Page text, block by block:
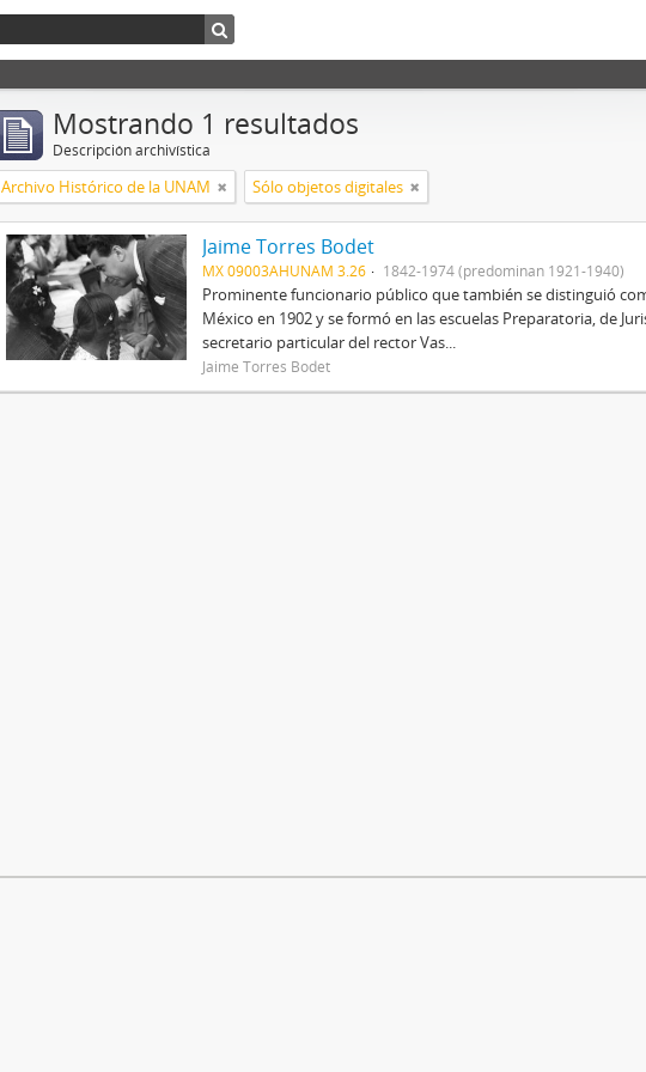
Mostrando 1 resultados
Descripción archivística
Archivo Histórico de la UNAM Sólo objetos digitales
Jaime Torres Bodet
MX 09003AHUNAM 3.26 1842-1974 (predominan 1921-1940)
Prominente funcionario público que también se distinguió
México en 1902 y se formó en las escuelas Preparatoria, de
secretario particular del rector Vas...
Jaime Torres Bodet